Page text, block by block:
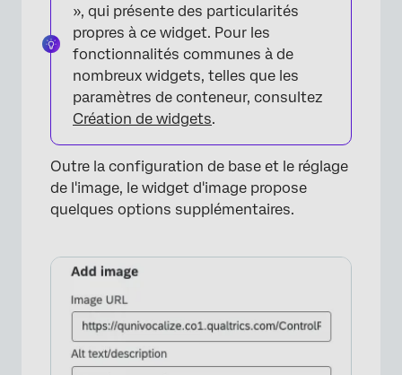
», qui présente des particularités
propres à ce widget. Pour les
fonctionnalités communes à de
nombreux widgets, telles que les
paramètres de conteneur, consultez
Création de widgets.
Outre la configuration de base et le réglage
de l'image, le widget d'image propose
quelques options supplémentaires.